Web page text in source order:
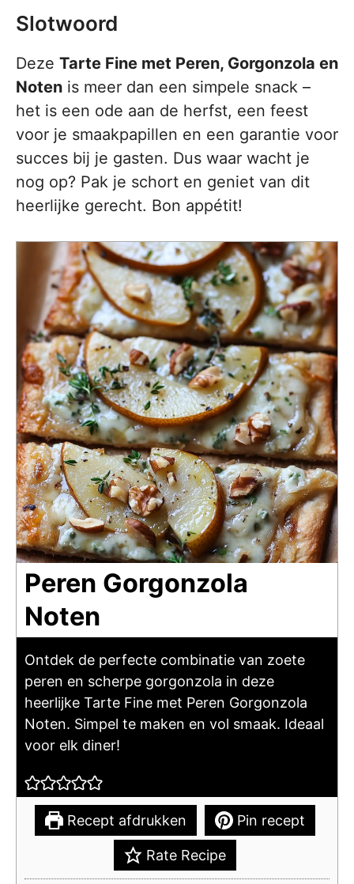
Slotwoord
Deze Tarte Fine met Peren, Gorgonzola en
Noten is meer dan een simpele snack –
het is een ode aan de herfst, een feest
voor je smaakpapillen en een garantie voor
succes bij je gasten. Dus waar wacht je
nog op? Pak je schort en geniet van dit
heerlijke gerecht. Bon appétit!
Peren Gorgonzola
Noten
Ontdek de perfecte combinatie van zoete
peren en scherpe gorgonzola in deze
heerlijke Tarte Fine met Peren Gorgonzola
Noten. Simpel te maken en vol smaak. Ideaal
voor elk diner!
Recept afdrukken Pin recept
Rate Recipe